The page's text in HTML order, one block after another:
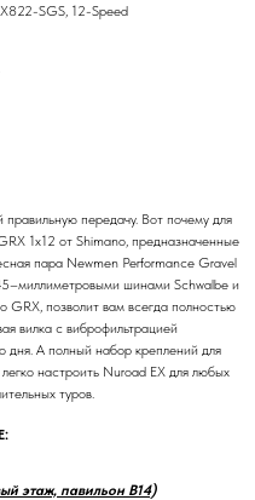
SGS, 12-Speed
передачу. Вот почему для
1x12 от Shimano, предназначенные
пара Newmen Performance Gravel
шинами Schwalbe и
GRX, позволит вам всегда полностью
вилка с виброфильтрацией
дня. А полный набор креплений для
настроить Nuroad EX для любых
туров.
этаж, павильон В14)